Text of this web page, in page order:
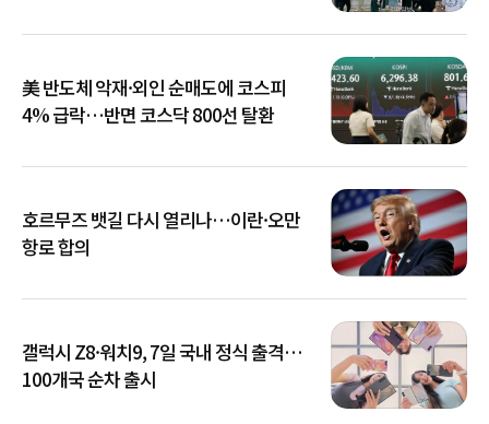
美 반도체 악재·외인 순매도에 코스피
4% 급락…반면 코스닥 800선 탈환
호르무즈 뱃길 다시 열리나…이란·오만
항로 합의
갤럭시 Z8·워치9, 7일 국내 정식 출격…
100개국 순차 출시